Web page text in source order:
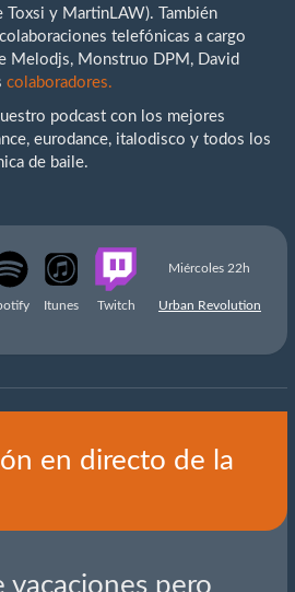
Toxsi y MartinLAW). También
telefónicas a cargo
Melodjs, Monstruo DPM, David
colaboradores.
podcast con los mejores
eurodance, italodisco y todos los
de baile.
Miércoles 22h
Itunes Twitch Urban Revolution
en directo de la
vacaciones pero